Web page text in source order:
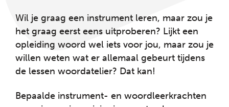
Wil je graag een instrument leren, maar zou je
het graag eerst eens uitproberen? Lijkt een
opleiding woord wel iets voor jou, maar zou je
willen weten wat er allemaal gebeurt tijdens
de lessen woordatelier? Dat kan!
Bepaalde instrument- en woordleerkrachten